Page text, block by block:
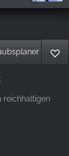
♡
reichhaltigen
der Website
über